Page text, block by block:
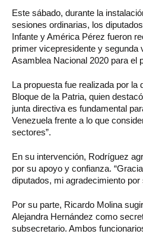
Este sábado, durante la
sesiones ordinarias, los
Infante y América Pérez fueron
primer vicepresidente y segunda
Asamblea Nacional 2020 para el
La propuesta fue realizada por la
Bloque de la Patria, quien
junta directiva es fundamental
Venezuela frente a lo que
sectores”.
En su intervención, Rodríguez
por su apoyo y confianza.
diputados, mi agradecimiento por
Por su parte, Ricardo Molina
Alejandra Hernández como
subsecretario. Ambos